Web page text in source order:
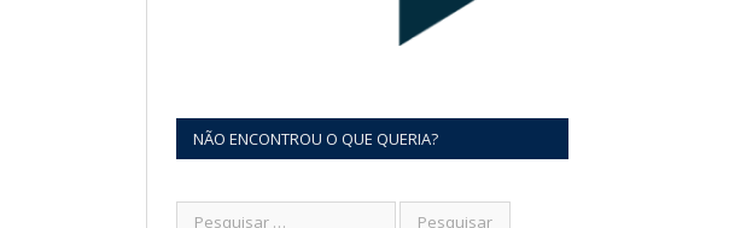
NÃO ENCONTROU O QUE QUERIA?